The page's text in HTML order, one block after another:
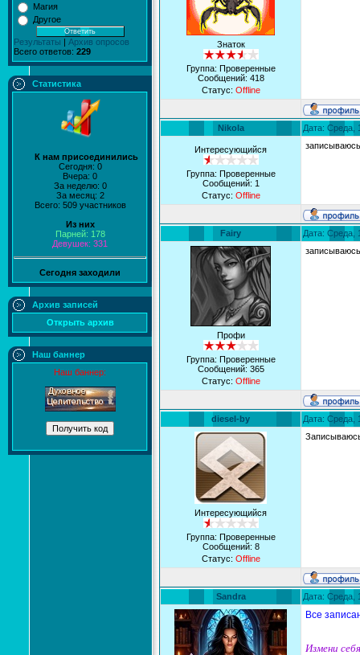
Магия
Другое
Результаты | Архив опросов
Всего ответов: 229
Статистика
К нам присоединились
Сегодня: 0
Вчера: 0
За неделю: 0
За месяц: 2
Всего: 509 участников
Из них
Парней: 178
Девушек: 331
Сегодня заходили
Архив записей
Открыть архив
Наш баннер
Наш баннер:
Знаток
Группа: Проверенные
Сообщений: 418
Статус: Offline
Nikola Дата: Среда,
Интересующийся
Группа: Проверенные
Сообщений: 1
Статус: Offline
записываюсь
Fairy Дата: Среда,
Профи
Группа: Проверенные
Сообщений: 365
Статус: Offline
записываюсь
diesel-by Дата: Среда,
Интересующийся
Группа: Проверенные
Сообщений: 8
Статус: Offline
Sandra Дата: Среда,
Все
Измени